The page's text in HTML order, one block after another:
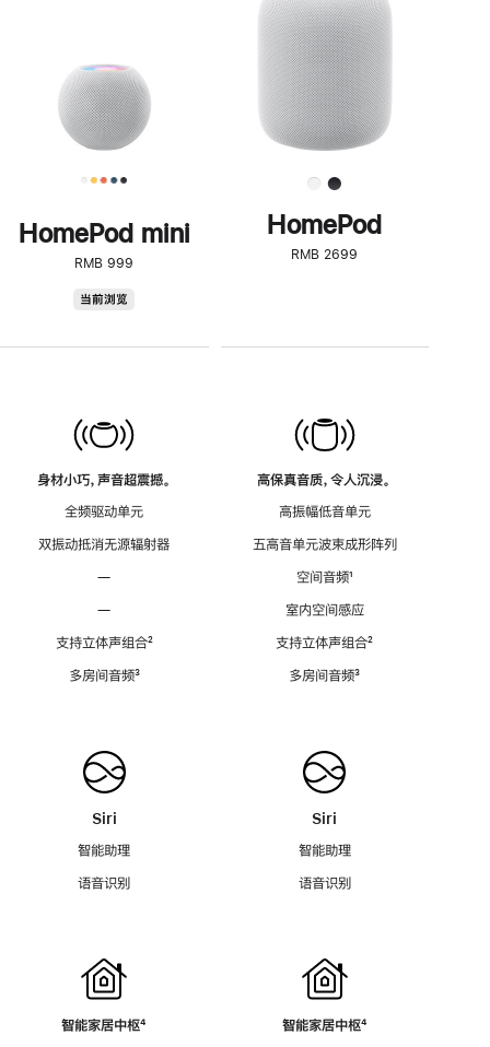
HomePod mini
RMB 999
当前浏览
身材小巧，声音超震撼。
全频驱动单元
双振动抵消无源辐射器
—
—
支持立体声组合脚
²
多房间音频脚
³
Siri
智能助理
语音识别
智能家居中枢脚
⁴
了
解
HomePod<
HomePod
RMB 2699
高保真音质，令人沉浸。
高振幅低音单元
五高音单元波束成形阵列
空间音频脚
¹
室内空间感应
支持立体声组合脚
²
多房间音频脚
³
Siri
智能助理
语音识别
智能家居中枢脚
⁴